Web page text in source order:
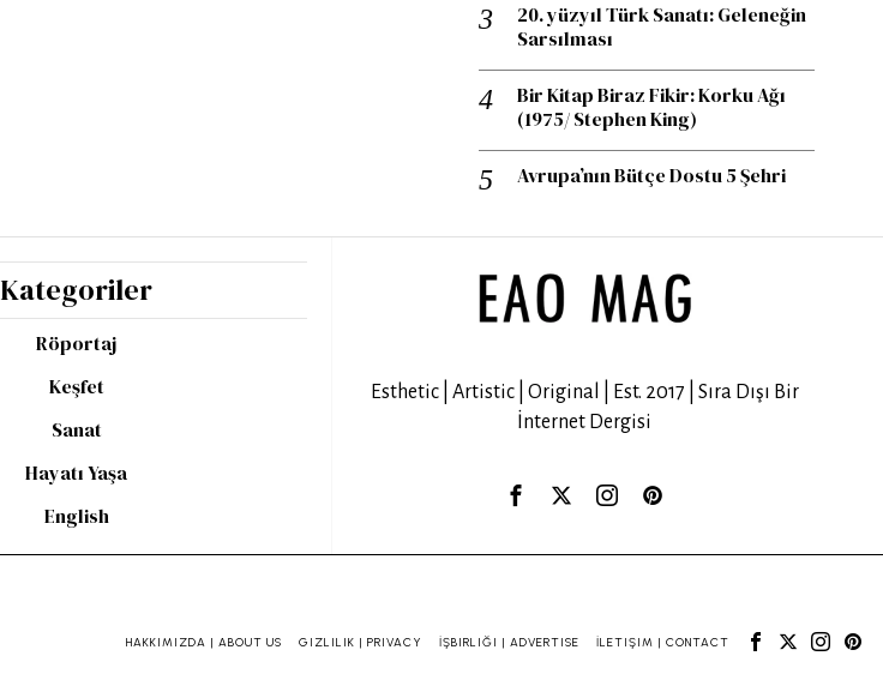
20. yüzyıl Türk Sanatı: Geleneğin
Sarsılması
Bir Kitap Biraz Fikir: Korku Ağı
(1975/ Stephen King)
Avrupa’nın Bütçe Dostu 5 Şehri
Kategoriler
Röportaj
Keşfet
Sanat
Hayatı Yaşa
English
Esthetic | Artistic | Original | Est. 2017 | Sıra Dışı Bir
İnternet Dergisi
HAKKIMIZDA | ABOUT US GIZLILIK | PRIVACY İŞBIRLIĞI | ADVERTISE İLETIŞIM | CONTACT